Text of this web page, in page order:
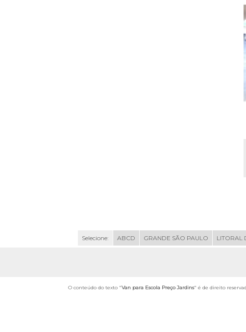
Selecione: ABCD GRANDE SÃO PAULO LITORAL
O conteúdo do texto "Van para Escola Preço Jardins" é de direito